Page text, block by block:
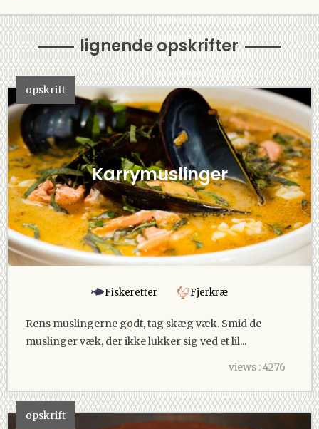
lignende opskrifter
opskrift
Karrymuslinger
Fiskeretter Fjerkræ
Rens muslingerne godt, tag skæg væk. Smid de
muslinger væk, der ikke lukker sig ved et lil...
views : 4276
opskrift